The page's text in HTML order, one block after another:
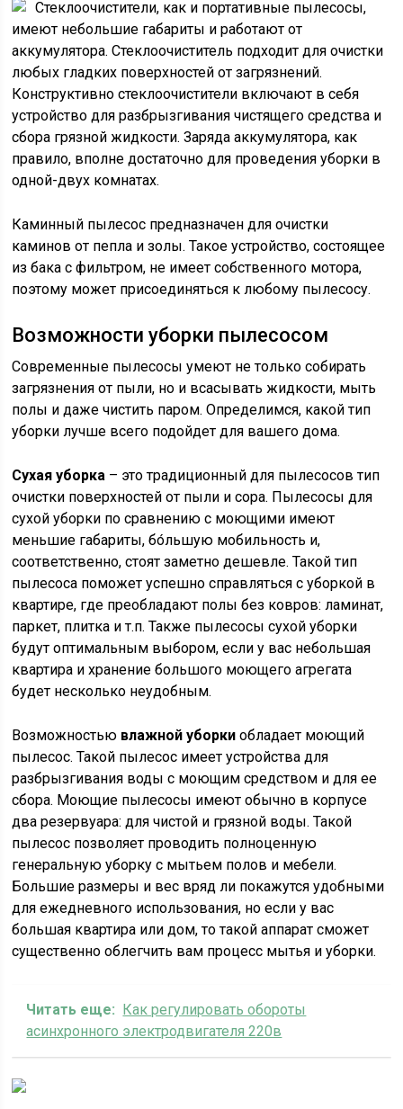
Стеклоочистители, как и портативные пылесосы,
имеют небольшие габариты и работают от
аккумулятора. Стеклоочиститель подходит для очистки
любых гладких поверхностей от загрязнений.
Конструктивно стеклоочистители включают в себя
устройство для разбрызгивания чистящего средства и
сбора грязной жидкости. Заряда аккумулятора, как
правило, вполне достаточно для проведения уборки в
одной-двух комнатах.
Каминный пылесос предназначен для очистки
каминов от пепла и золы. Такое устройство, состоящее
из бака с фильтром, не имеет собственного мотора,
поэтому может присоединяться к любому пылесосу.
Возможности уборки пылесосом
Современные пылесосы умеют не только собирать
загрязнения от пыли, но и всасывать жидкости, мыть
полы и даже чистить паром. Определимся, какой тип
уборки лучше всего подойдет для вашего дома.
Сухая уборка – это традиционный для пылесосов тип
очистки поверхностей от пыли и сора. Пылесосы для
сухой уборки по сравнению с моющими имеют
меньшие габариты, бо́льшую мобильность и,
соответственно, стоят заметно дешевле. Такой тип
пылесоса поможет успешно справляться с уборкой в
квартире, где преобладают полы без ковров: ламинат,
паркет, плитка и т.п. Также пылесосы сухой уборки
будут оптимальным выбором, если у вас небольшая
квартира и хранение большого моющего агрегата
будет несколько неудобным.
Возможностью влажной уборки обладает моющий
пылесос. Такой пылесос имеет устройства для
разбрызгивания воды с моющим средством и для ее
сбора. Моющие пылесосы имеют обычно в корпусе
два резервуара: для чистой и грязной воды. Такой
пылесос позволяет проводить полноценную
генеральную уборку с мытьем полов и мебели.
Большие размеры и вес вряд ли покажутся удобными
для ежедневного использования, но если у вас
большая квартира или дом, то такой аппарат сможет
существенно облегчить вам процесс мытья и уборки.
Читать еще: Как регулировать обороты
асинхронного электродвигателя 220в